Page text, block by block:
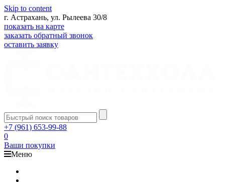
Skip to content
г. Астрахань, ул. Рылеева 30/8
показать на карте
заказать обратный звонок
оставить заявку
+7 (961) 653-99-88
0
Ваши покупки
Меню